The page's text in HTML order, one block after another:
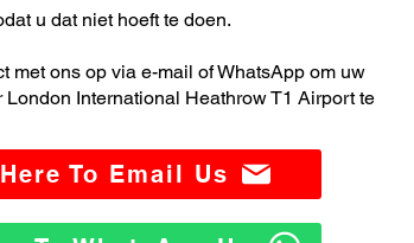
u dat niet hoeft te doen.
met ons op via e-mail of WhatsApp om uw
International Heathrow T1 Airport te
To Email Us